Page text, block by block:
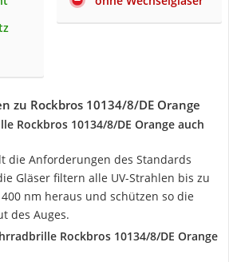
zu Rockbros 10134/8/DE Orange
Rockbros 10134/8/DE Orange auch
die Anforderungen des Standards
Gläser filtern alle UV-Strahlen bis zu
nm heraus und schützen so die
des Auges.
Rockbros 10134/8/DE Orange